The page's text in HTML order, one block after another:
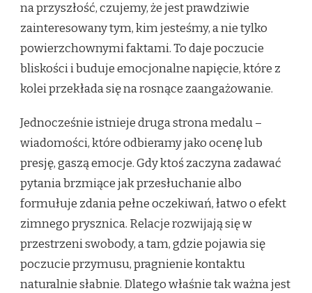
na przyszłość, czujemy, że jest prawdziwie
zainteresowany tym, kim jesteśmy, a nie tylko
powierzchownymi faktami. To daje poczucie
bliskości i buduje emocjonalne napięcie, które z
kolei przekłada się na rosnące zaangażowanie.
Jednocześnie istnieje druga strona medalu –
wiadomości, które odbieramy jako ocenę lub
presję, gaszą emocje. Gdy ktoś zaczyna zadawać
pytania brzmiące jak przesłuchanie albo
formułuje zdania pełne oczekiwań, łatwo o efekt
zimnego prysznica. Relacje rozwijają się w
przestrzeni swobody, a tam, gdzie pojawia się
poczucie przymusu, pragnienie kontaktu
naturalnie słabnie. Dlatego właśnie tak ważna jest